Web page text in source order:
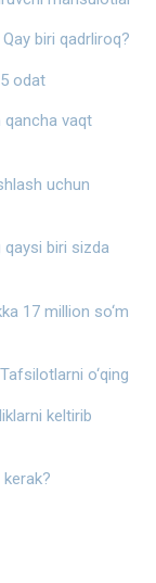
biri qadrliroq?
odat
qancha vaqt
uchun
qaysi biri sizda
17 million so‘m
o‘qing
keltirib